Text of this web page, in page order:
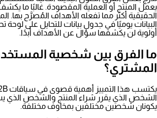
يعمل المنتج أو العملية المقصودة. غالبًا ما
الحقيقية أكثر مما تفعله الأهداف المُصرَّح بها.
البيانات يوميًا في جدول بيانات للتحايل على لوحة
أولوية لن يكشفها سؤال عن الأهداف أبدًا.
ما الفرق بين شخصية
المشتري؟
الشخص الذي يقرر شراء المنتج والشخص الذي
يكونان شخصين مختلفين بمخاوف مختلفة.